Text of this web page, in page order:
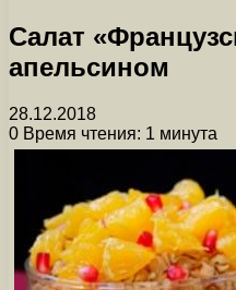
Салат
апельсином
28.12.2018
0 Время чтения: 1 минута